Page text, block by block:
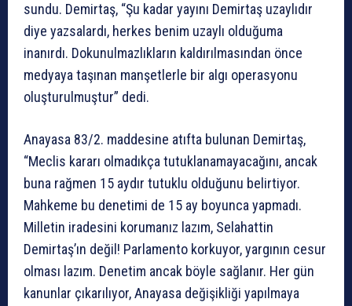
sundu. Demirtaş, “Şu kadar yayını Demirtaş uzaylıdır
diye yazsalardı, herkes benim uzaylı olduğuma
inanırdı. Dokunulmazlıkların kaldırılmasından önce
medyaya taşınan manşetlerle bir algı operasyonu
oluşturulmuştur” dedi.
Anayasa 83/2. maddesine atıfta bulunan Demirtaş,
“Meclis kararı olmadıkça tutuklanamayacağını, ancak
buna rağmen 15 aydır tutuklu olduğunu belirtiyor.
Mahkeme bu denetimi de 15 ay boyunca yapmadı.
Milletin iradesini korumanız lazım, Selahattin
Demirtaş’ın değil! Parlamento korkuyor, yargının cesur
olması lazım. Denetim ancak böyle sağlanır. Her gün
kanunlar çıkarılıyor, Anayasa değişikliği yapılmaya